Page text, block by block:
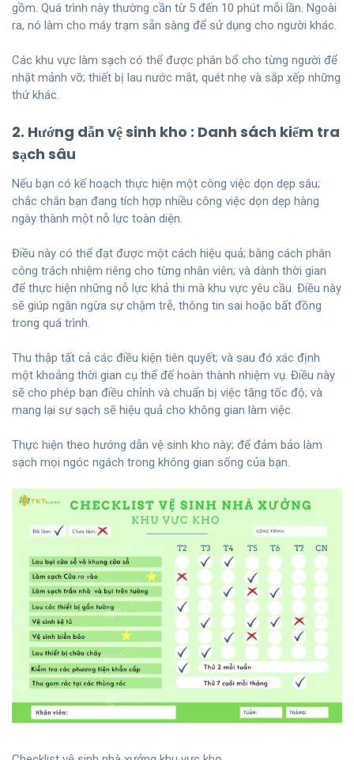
gồm. Quá trình này thường cần từ 5 đến 10 phút mỗi lần. Ngoài
ra, nó làm cho máy trạm sẵn sàng để sử dụng cho người khác.
Các khu vực làm sạch có thể được phân bổ cho từng người để
nhặt mảnh vỡ; thiết bị lau nước mắt, quét nhẹ và sắp xếp những
thứ khác.
2. Hướng dẫn vệ sinh kho : Danh sách kiểm tra
sạch sâu
Nếu bạn có kế hoạch thực hiện một công việc dọn dẹp sâu;
chắc chắn bạn đang tích hợp nhiều công việc dọn dẹp hàng
ngày thành một nỗ lực toàn diện.
Điều này có thể đạt được một cách hiệu quả; bằng cách phân
công trách nhiệm riêng cho từng nhân viên; và dành thời gian
để thực hiện những nỗ lực khả thi mà khu vực yêu cầu. Điều này
sẽ giúp ngăn ngừa sự chậm trễ, thông tin sai hoặc bất đồng
trong quá trình.
Thu thập tất cả các điều kiện tiên quyết; và sau đó xác định
một khoảng thời gian cụ thể để hoàn thành nhiệm vụ. Điều này
sẽ cho phép bạn điều chỉnh và chuẩn bị việc tăng tốc độ; và
mang lại sự sạch sẽ hiệu quả cho không gian làm việc.
Thực hiện theo hướng dẫn vệ sinh kho này; để đảm bảo làm
sạch mọi ngóc ngách trong không gian sống của bạn.